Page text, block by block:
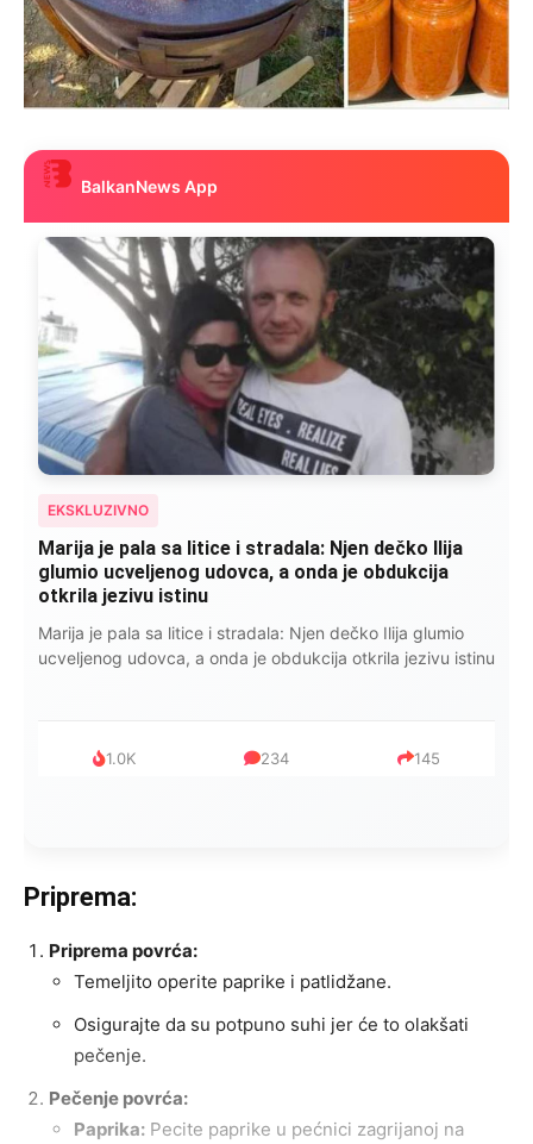
BalkanNews App
EKSKLUZIVNO
Marija je pala sa litice i stradala: Njen dečko Ilija
glumio ucveljenog udovca, a onda je obdukcija
otkrila jezivu istinu
Marija je pala sa litice i stradala: Njen dečko Ilija glumio
ucveljenog udovca, a onda je obdukcija otkrila jezivu istinu
1.0K 234 145
Priprema:
Priprema povrća:
Temeljito operite paprike i patlidžane.
Osigurajte da su potpuno suhi jer će to olakšati
pečenje.
Pečenje povrća:
Paprika: Pecite paprike u pećnici zagrijanoj na